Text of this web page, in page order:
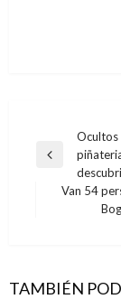
de
entradas
Entrada
Ocultos
Van 54
TAMBIÉN